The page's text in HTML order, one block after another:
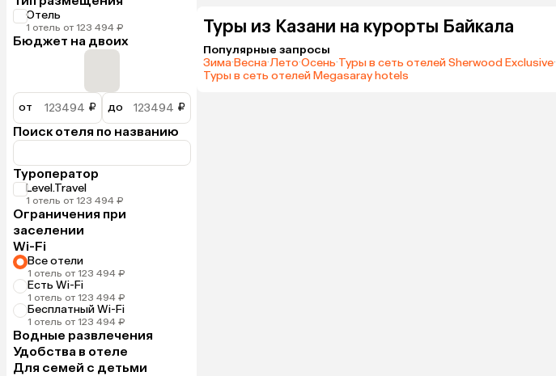
Отель
1 отель от 123 494 ₽
Бюджет на двоих
от ₽ до ₽
Поиск отеля по названию
Туроператор
Level.Travel
1 отель от 123 494 ₽
Ограничения при
заселении
Wi-Fi
Все отели
1 отель от 123 494 ₽
Есть Wi-Fi
1 отель от 123 494 ₽
Бесплатный Wi-Fi
1 отель от 123 494 ₽
Водные развлечения
Удобства в отеле
Для семей с детьми
Туры из Казани на курорты Байкала
Популярные запросы
Зима·Весна·Лето·Осень·Туры в сеть отелей Sherwood Exclusive·
Туры в сеть отелей Megasaray hotels